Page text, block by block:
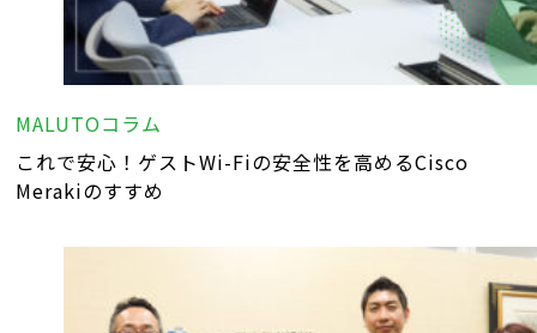
MALUTOコラム
これで安心！ゲストWi-Fiの安全性を高めるCisco
Merakiのすすめ